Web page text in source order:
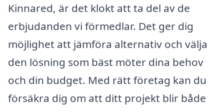
Kinnared, är det klokt att ta del av de
erbjudanden vi förmedlar. Det ger dig
möjlighet att jämföra alternativ och välja
den lösning som bäst möter dina behov
och din budget. Med rätt företag kan du
försäkra dig om att ditt projekt blir både